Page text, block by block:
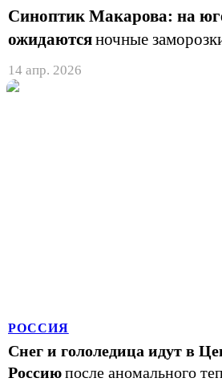
Синоптик Макарова: на
ожидаютсяночные
14 апр. 2026
РОССИЯ
Снег и гололедица идут в
Россиюпосле аномального